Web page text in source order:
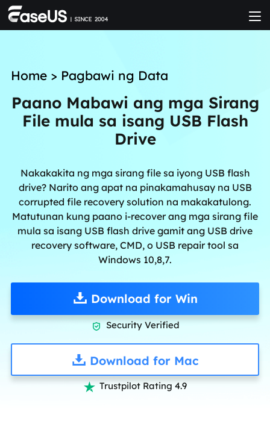
Home> Pagbawi ng Data
Paano Mabawi ang mga Sirang
File mula sa isang USB Flash
Drive
Nakakakita ng mga sirang file sa iyong USB flash
drive? Narito ang apat na pinakamahusay na USB
corrupted file recovery solution na makakatulong.
Matutunan kung paano i-recover ang mga sirang file
mula sa isang USB flash drive gamit ang USB drive
recovery software, CMD, o USB repair tool sa
Windows 10,8,7.
Download for Win
 Security Verified
Download for Mac
 Trustpilot Rating 4.9